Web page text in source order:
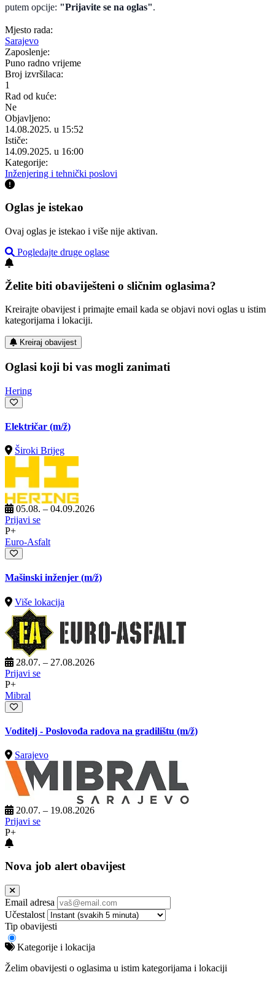
putem opcije: "Prijavite se na oglas".
Mjesto rada:
Sarajevo
Zaposlenje:
Puno radno vrijeme
Broj izvršilaca:
1
Rad od kuće:
Ne
Objavljeno:
14.08.2025. u 15:52
Ističe:
14.09.2025. u 16:00
Kategorije:
Inženjering i tehnički poslovi
Oglas je istekao
Ovaj oglas je istekao i više nije aktivan.
Pogledajte druge oglase
Želite biti obaviješteni o sličnim oglasima?
Kreirajte obavijest i primajte email kada se objavi novi oglas u istim
kategorijama i lokaciji.
Kreiraj obavijest
Oglasi koji bi vas mogli zanimati
Hering
Električar (m/ž)
Široki Brijeg
05.08. – 04.09.2026
Prijavi se
P+
Euro-Asfalt
Mašinski inženjer (m/ž)
Više lokacija
28.07. – 27.08.2026
Prijavi se
P+
Mibral
Voditelj - Poslovođa radova na gradilištu (m/ž)
Sarajevo
20.07. – 19.08.2026
Prijavi se
P+
Nova job alert obavijest
Email adresa
Učestalost
Tip obavijesti
Kategorije i lokacija
Želim obavijesti o oglasima u istim kategorijama i lokaciji